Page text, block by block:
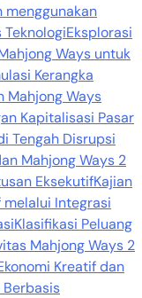
menggunakan
Eksplorasi
Ways untuk
Kerangka
Mahjong Ways
Kapitalisasi Pasar
Tengah Disrupsi
Mahjong Ways 2
EksekutifKajian
Integrasi
Klasifikasi Peluang
Mahjong Ways 2
Kreatif dan
Berbasis